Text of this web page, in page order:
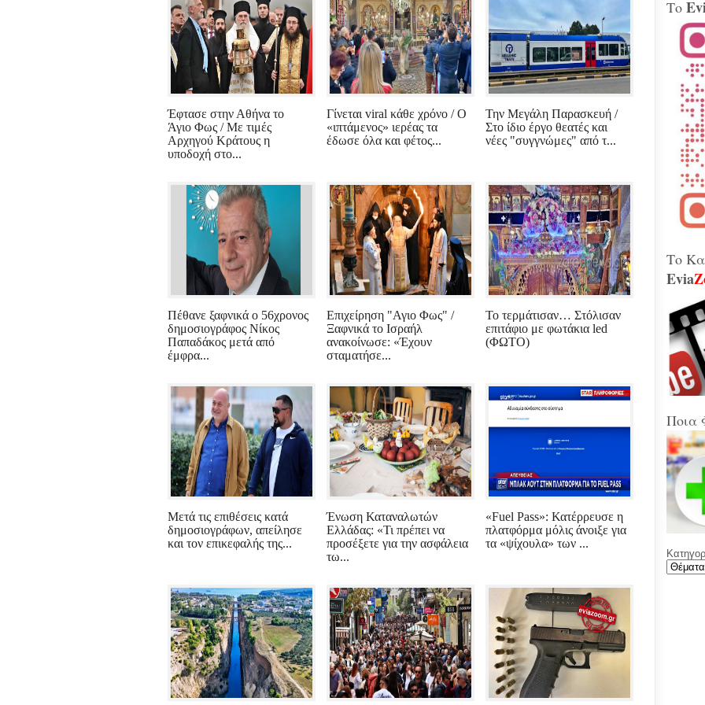
Έφτασε στην Αθήνα το
Άγιο Φως / Με τιμές
Αρχηγού Κράτους η
υποδοχή στο...
Γίνεται viral κάθε χρόνο / Ο
«ιπτάμενος» ιερέας τα
έδωσε όλα και φέτος...
Την Μεγάλη Παρασκευή /
Στο ίδιο έργο θεατές και
νέες "συγγνώμες" από τ...
Πέθανε ξαφνικά ο 56χρονος
δημοσιογράφος Νίκος
Παπαδάκος μετά από
έμφρα...
Επιχείρηση "Αγιο Φως" /
Ξαφνικά το Ισραήλ
ανακοίνωσε: «Έχουν
σταματήσε...
Το τερμάτισαν… Στόλισαν
επιτάφιο με φωτάκια led
(ΦΩΤΟ)
Μετά τις επιθέσεις κατά
δημοσιογράφων, απείλησε
και τον επικεφαλής της...
Ένωση Καταναλωτών
Ελλάδας: «Τι πρέπει να
προσέξετε για την ασφάλεια
τω...
«Fuel Pass»: Κατέρρευσε η
πλατφόρμα μόλις άνοιξε για
τα «ψίχουλα» των ...
240
Τα
το
Στα
την
Το
Το
Evia
Ποια